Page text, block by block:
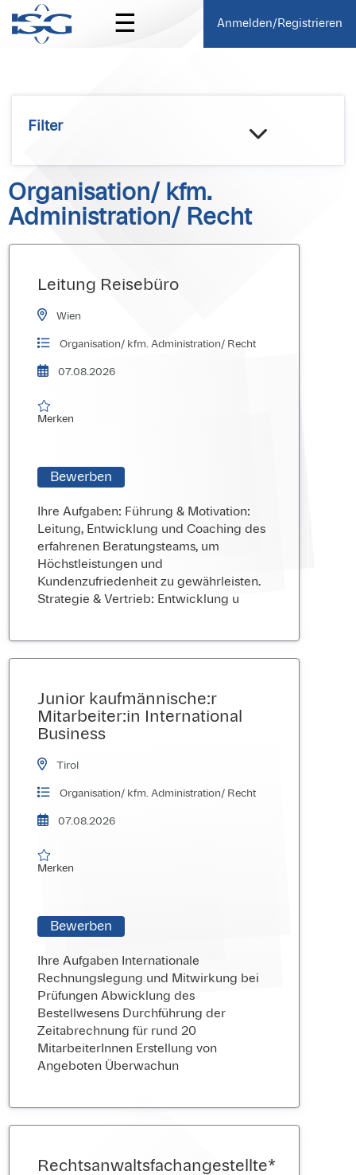
☰ Anmelden/Registrieren
Filter
Organisation/ kfm.
Administration/ Recht
Leitung Reisebüro
Wien
Organisation/ kfm. Administration/ Recht
07.08.2026
Merken
Merken
Bewerben
Ihre Aufgaben: Führung & Motivation:
Leitung, Entwicklung und Coaching des
erfahrenen Beratungsteams, um
Höchstleistungen und
Kundenzufriedenheit zu gewährleisten.
Strategie & Vertrieb: Entwicklung u
Junior kaufmännische:r
Mitarbeiter:in International
Business
Tirol
Organisation/ kfm. Administration/ Recht
07.08.2026
Merken
Merken
Bewerben
Ihre Aufgaben Internationale
Rechnungslegung und Mitwirkung bei
Prüfungen Abwicklung des
Bestellwesens Durchführung der
Zeitabrechnung für rund 20
MitarbeiterInnen Erstellung von
Angeboten Überwachun
Rechtsanwaltsfachangestellte*